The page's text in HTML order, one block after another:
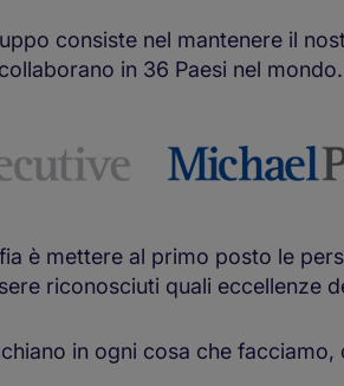
consiste nel mantenere il
in 36 Paesi nel mondo.
è mettere al primo posto le
riconosciuti quali eccellenze
in ogni cosa che